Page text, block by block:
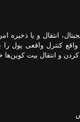
انتقال و یا
کنترل واقعی پول را
و انتقال بیت کوین‌ها